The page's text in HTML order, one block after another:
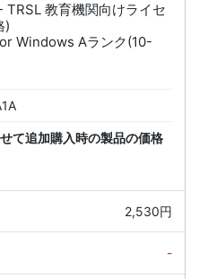
教育機関向けライセ
)
Windows Aランク(10-
て追加購入時の製品の価格
2,530円
-